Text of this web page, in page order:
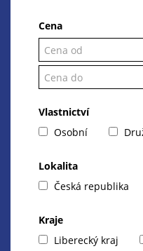
Cena
Vlastnictví
Osobní
Lokalita
Česká republika
Kraje
Liberecký kraj